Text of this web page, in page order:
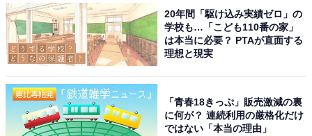
20年間「駆け込み実績ゼロ」の
学校も…「こども110番の家」
は本当に必要？ PTAが直面する
理想と現実
「青春18きっぷ」販売激減の裏
に何が？ 連続利用の厳格化だけ
ではない「本当の理由」